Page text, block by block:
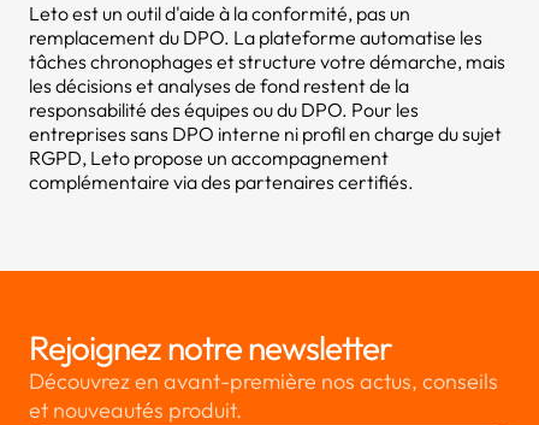
Leto est un outil d'aide à la conformité, pas un
remplacement du DPO. La plateforme automatise les
tâches chronophages et structure votre démarche, mais
les décisions et analyses de fond restent de la
responsabilité des équipes ou du DPO. Pour les
entreprises sans DPO interne ni profil en charge du sujet
RGPD, Leto propose un accompagnement
complémentaire via des partenaires certifiés.
Rejoignez notre newsletter
Découvrez en avant-première nos actus, conseils
et nouveautés produit.